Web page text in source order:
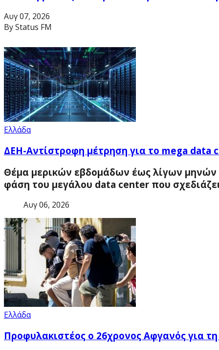
Αυγ 07, 2026
By Status FM
Ελλάδα
ΔΕΗ-Aντίστροφη μέτρηση για το mega data
Θέμα μερικών εβδομάδων έως λίγων μηνών
φάση του μεγάλου data center που
Αυγ 06, 2026
Ελλάδα
Προφυλακιστέος ο 26χρονος Αφγανός για